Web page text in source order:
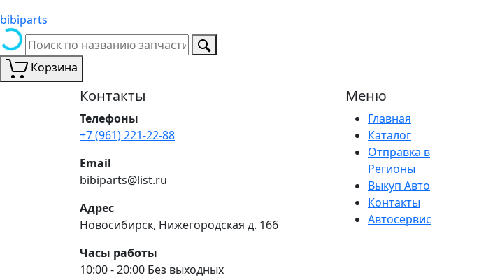
bibiparts
Корзина
Контакты
Телефоны
+7 (961) 221-22-88
Email
bibiparts@list.ru
Адрес
Новосибирск, Нижегородская д. 166
Часы работы
10:00 - 20:00 Без выходных
Меню
Главная
Каталог
Отправка в
Регионы
Выкуп Авто
Контакты
Автосервис